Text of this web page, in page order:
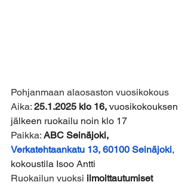
Pohjanmaan alaosaston vuosikokous
Aika: 25.1.2025 klo 16, vuosikokouksen
jälkeen ruokailu noin klo 17
Paikka: ABC Seinäjoki,
Verkatehtaankatu 13, 60100 Seinäjoki,
kokoustila Isoo Antti
Ruokailun vuoksi ilmoittautumiset